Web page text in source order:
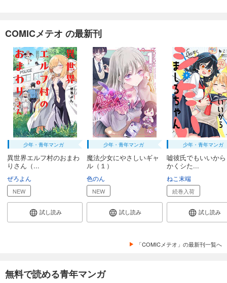
COMICメテオ の最新刊
少年・青年マンガ
異世界エルフ村のおまわ
りさん（...
ぜろよん
NEW
試し読み
少年・青年マンガ
魔法少女にやさしいギャ
ル（１）
色のん
NEW
試し読み
少年・青年マンガ
嘘彼氏でもいいか
かくシた...
ねこ末端
続巻入荷
試し読み
「COMICメテオ」の最新刊一覧へ
無料で読める青年マンガ